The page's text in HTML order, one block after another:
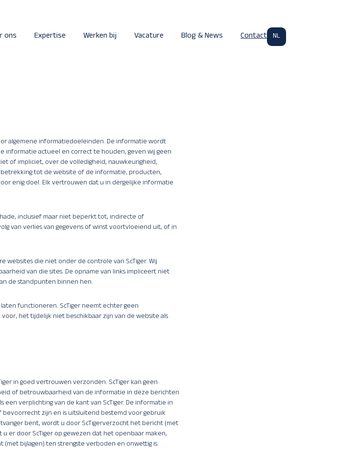
ons Expertise Werken bij Vacature Blog & News Contact NL
algemene informatiedoeleinden. De informatie wordt
informatie actueel en correct te houden, geven wij geen
of impliciet, over de volledigheid, nauwkeurigheid,
tot de website of de informatie, producten,
enig doel. Elk vertrouwen dat u in dergelijke informatie
inclusief maar niet beperkt tot, indirecte of
van verlies van gegevens of winst voortvloeiend uit, of in
websites die niet onder de controle van ScTiger. Wij
van die sites. De opname van links impliceert niet
de standpunten binnen hen.
functioneren. ScTiger neemt echter geen
het tijdelijk niet beschikbaar zijn van de website als
in goed vertrouwen verzonden. ScTiger kan geen
of betrouwbaarheid van de informatie in deze berichten
verplichting van de kant van ScTiger. De informatie in
zijn en is uitsluitend bestemd voor gebruik
bent, wordt u door ScTigerverzocht het bericht (met
er door ScTiger op gewezen dat het openbaar maken,
bijlagen) ten strengste verboden en onwettig is.